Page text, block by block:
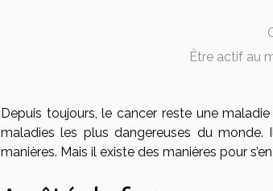
Être actif au
Depuis toujours, le cancer reste une
maladies les plus dangereuses du
manières. Mais il existe des manières pour